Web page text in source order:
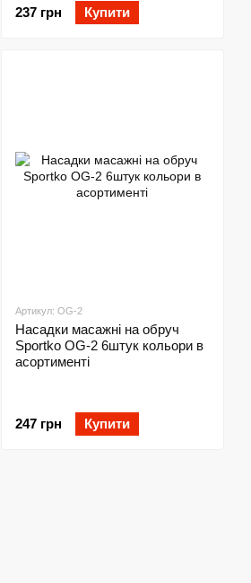
237 грн Купити
Артикул: OG-2
Насадки масажні на обруч
Sportko OG-2 6штук кольори в
асортименті
247 грн Купити